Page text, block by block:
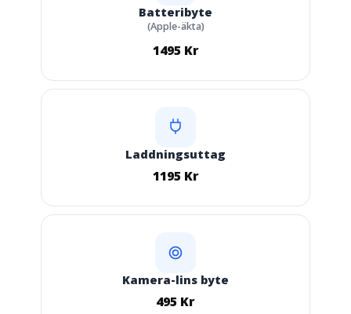
Batteribyte
(Apple-äkta)
1495 Kr
Laddningsuttag
1195 Kr
Kamera-lins byte
495 Kr